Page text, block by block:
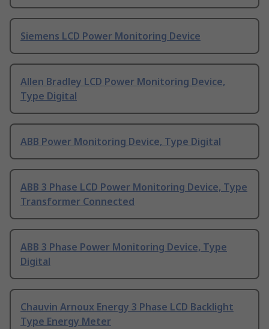
Siemens LCD Power Monitoring Device
Allen Bradley LCD Power Monitoring Device,
Type Digital
ABB Power Monitoring Device, Type Digital
ABB 3 Phase LCD Power Monitoring Device, Type
Transformer Connected
ABB 3 Phase Power Monitoring Device, Type
Digital
Chauvin Arnoux Energy 3 Phase LCD Backlight
Type Energy Meter